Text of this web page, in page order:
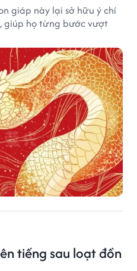
giáp này lại sở hữu ý chí
giúp họ từng bước vượt
tiếng sau loạt đồn